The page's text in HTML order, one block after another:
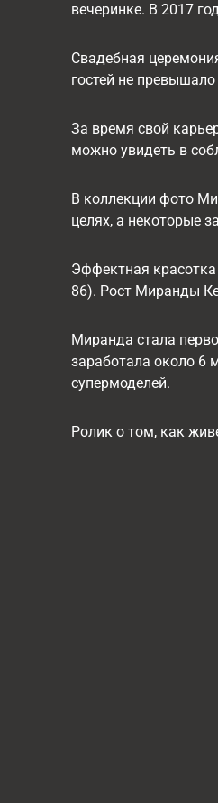
вечеринке. В 2017
Свадебная
гостей не
За время свой
можно увидеть в
В коллекции фото
целях, а некоторые
Эффектная
86). Рост Миранды
Миранда стала
заработала около 6
супермоделей.
Ролик о том, как